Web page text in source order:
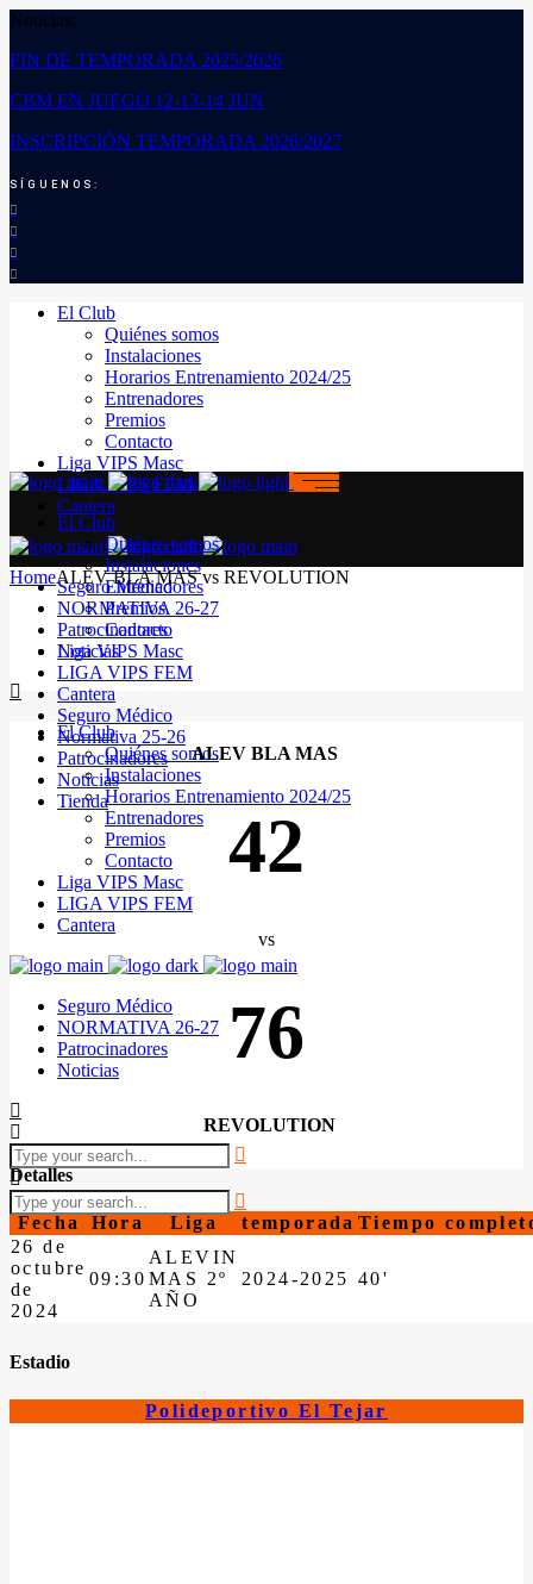
Noticias:
FIN DE TEMPORADA 2025/2026
CBM EN JUEGO 12-13-14 JUN
INSCRIPCIÓN TEMPORADA 2026/2027
SÍGUENOS:
El Club
Quiénes somos
Instalaciones
Horarios Entrenamiento 2024/25
Entrenadores
Premios
Contacto
Liga VIPS Masc
LIGA VIPS FEM
Cantera
Seguro Médico
NORMATIVA 26-27
Patrocinadores
Noticias
El Club
Quiénes somos
Instalaciones
Horarios Entrenamiento 2024/25
Entrenadores
Premios
Contacto
Liga VIPS Masc
LIGA VIPS FEM
Cantera
Seguro Médico
NORMATIVA 26-27
Patrocinadores
Noticias
El Club
Quiénes somos
Instalaciones
Entrenadores
Premios
Contacto
Liga VIPS Masc
LIGA VIPS FEM
Cantera
Seguro Médico
Normativa 25-26
Patrocinadores
Noticias
Tienda
HomeALEV BLA MAS vs REVOLUTION
ALEV BLA MAS
42
vs
76
REVOLUTION
Detalles
Fecha Hora Liga temporada Tiempo
26 de
octubre
de
2024
09:30
ALEVIN
MAS 2º
AÑO
2024-2025 40'
Estadio
Polideportivo El Tejar